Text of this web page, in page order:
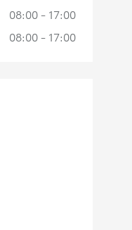
08:00 - 17:00
08:00 - 17:00